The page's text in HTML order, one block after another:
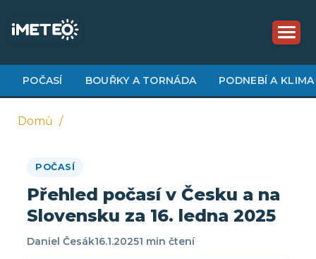
obsahu
POČASÍ BOUŘKY A TORNÁDA PODNEBÍ A KLIMA
navigace
Domů
POČASÍ
Přehled počasí v Česku a na
Slovensku za 16. ledna 2025
Daniel Česák16.1.20251 min čtení